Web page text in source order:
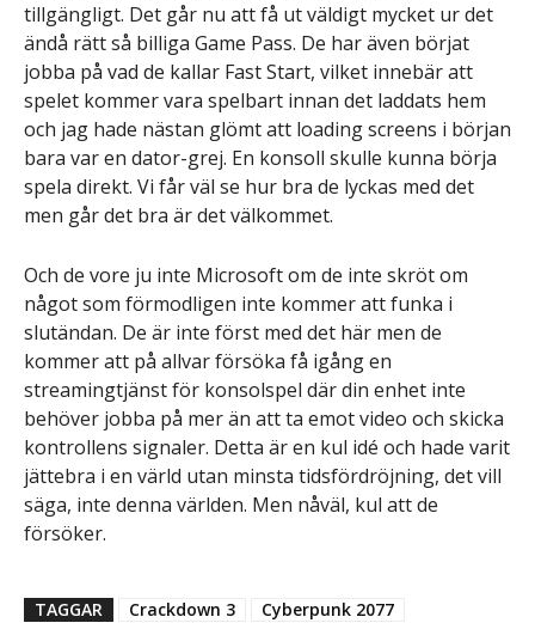
tillgängligt. Det går nu att få ut väldigt mycket ur det
ändå rätt så billiga Game Pass. De har även börjat
jobba på vad de kallar Fast Start, vilket innebär att
spelet kommer vara spelbart innan det laddats hem
och jag hade nästan glömt att loading screens i början
bara var en dator-grej. En konsoll skulle kunna börja
spela direkt. Vi får väl se hur bra de lyckas med det
men går det bra är det välkommet.
Och de vore ju inte Microsoft om de inte skröt om
något som förmodligen inte kommer att funka i
slutändan. De är inte först med det här men de
kommer att på allvar försöka få igång en
streamingtjänst för konsolspel där din enhet inte
behöver jobba på mer än att ta emot video och skicka
kontrollens signaler. Detta är en kul idé och hade varit
jättebra i en värld utan minsta tidsfördröjning, det vill
säga, inte denna världen. Men nåväl, kul att de
försöker.
TAGGAR Crackdown 3
Cyberpunk 2077